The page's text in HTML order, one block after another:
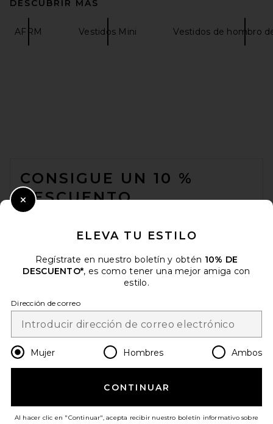
DESCUBRIR MÁS
AFRM Vestidos Mini Vestidos de hombro
CONSIGUE UN 10 %
DESCUENTO
electrónico. Puede retirarse en cualquier momento.
Email Address
Change Country Regions
es USD
¡AYÚDANOS A MEJORAR!
ELEVA TU ESTILO
Regístrate en nuestro boletín y obtén 10% DE
DESCUENTO*, es como tener una mejor amiga con
estilo.
Dirección de correo
Mujer Hombres Ambos
CONTINUAR
Al hacer clic en "Continuar", acepta recibir nuestro boletín informativo sobre
Close Modal